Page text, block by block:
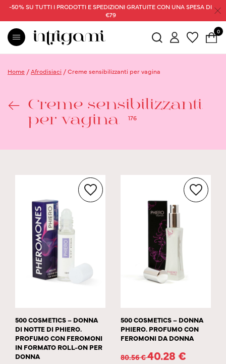
-50% SU TUTTI I PRODOTTI E SPEDIZIONI GRATUITE CON UNA SPESA DI
€79
0
Home /Afrodisiaci /Creme sensibilizzanti per vagina
Creme sensibilizzanti
per vagina
176
500 COSMETICS – DONNA
DI NOTTE DI PHIERO.
PROFUMO CON FEROMONI
IN FORMATO ROLL-ON PER
DONNA
500 COSMETICS – DONNA
PHIERO. PROFUMO CON
FEROMONI DA DONNA
80.56€40.28 €